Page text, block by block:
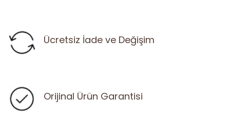
Ücretsiz İade ve Değişim
Orijinal Ürün Garantisi